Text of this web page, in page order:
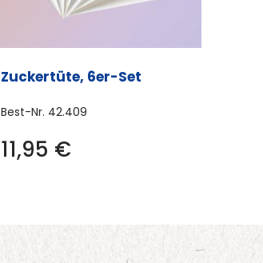
gewählt
Zuckertüte, 6er-Set
Best-Nr. 42.409
11,95 €